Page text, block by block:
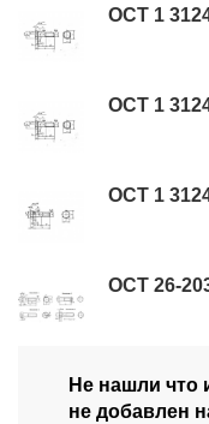
ОСТ 1
ОСТ 1
ОСТ 1
ОСТ 26-
Не нашли что
не добавлен